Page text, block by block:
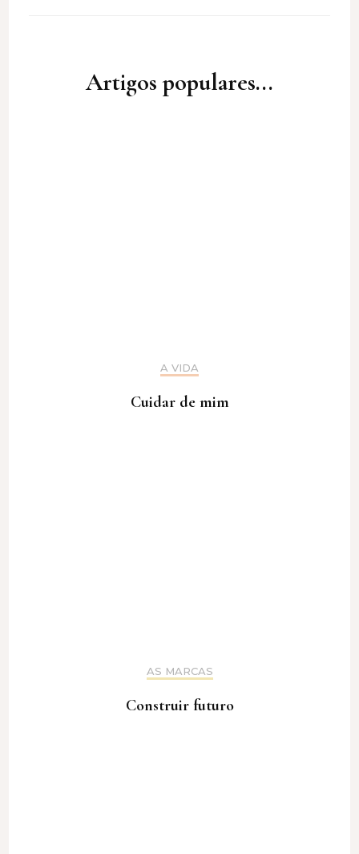
Artigos populares...
A VIDA
Cuidar de mim
AS MARCAS
Construir futuro